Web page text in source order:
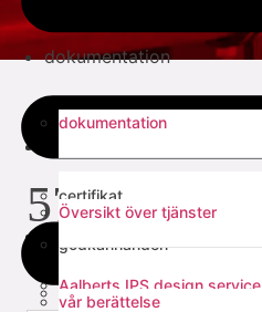
dokumentation
dokumentation
certifikat
godkännanden
EPD
Översikt över tjänster
Aalberts IPS design service
vår berättelse
verktyg
5722.00.34